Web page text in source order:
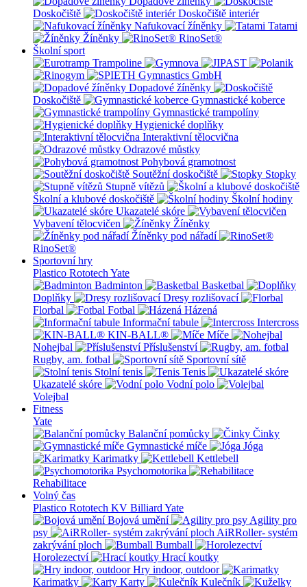
Doskočiště
Doskočiště interiér
Nafukovací žíněnky
Tatami
Žíněnky
RinoSet®
Školní sport
Dopadové žíněnky
Doskočiště
Gymnastické koberce
Gymnastické trampolíny
Hygienické doplňky
Interaktivní tělocvična
Odrazové můstky
Pohybová gramotnost
Soutěžní doskočiště
Stopky
Stupně vítězů
Školní a klubové doskočiště
Školní hodiny
Ukazatelé skóre
Vybavení tělocvičen
Žíněnky
Žíněnky pod nářadí
RinoSet®
Sportovní hry
Plastico Rototech Yate
Badminton
Basketbal
Doplňky
Dresy rozlišovací
Florbal
Fotbal
Házená
Informační tabule
Intercross
KIN-BALL®
Míče
Nohejbal
Příslušenství
Rugby, am. fotbal
Sportovní sítě
Stolní tenis
Tenis
Ukazatelé skóre
Vodní polo
Volejbal
Fitness
Yate
Balanční pomůcky
Činky
Gymnastické míče
Jóga
Karimatky
Kettlebell
Psychomotorika
Rehabilitace
Volný čas
Plastico Rototech KV Billiard Yate
Bojová umění
Agility pro
psy
AiRRoller- systém
zakrývání ploch
Bumball
Horolezectví
Hrací koutky
Hry indoor, outdoor
Karimatky
Karty
Kulečník